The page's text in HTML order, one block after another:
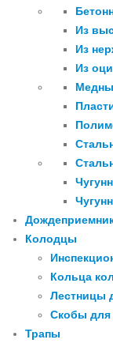
Из
Из
Из
Колодцы
Кольца
Лестницы
Скобы для
Трапы